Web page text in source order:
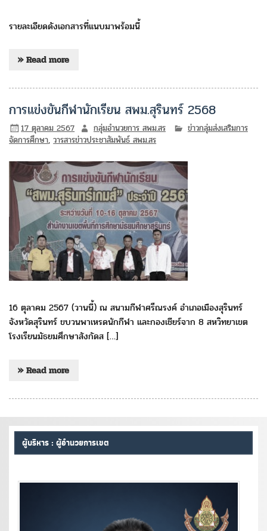
รายละเอียดดังเอกสารที่แนบมาพร้อมนี้
» Read more
การแข่งขันกีฬานักเรียน สพม.สุรินทร์ 2568
17 ตุลาคม 2567 กลุ่มอำนวยการ สพม.สร
ข่าวกลุ่มส่งเสริมการ
จัดการศึกษา,วารสารข่าวประชาสัมพันธ์ สพม.สร
16 ตุลาคม 2567 (วานนี้) ณ สนามกีฬาศรีณรงค์ อำเภอเมืองสุรินทร์
จังหวัดสุรินทร์ ขบวนพาเหรดนักกีฬา และกองเชียร์จาก 8 สหวิทยาเขต
โรงเรียนมัธยมศึกษาสังกัดส […]
» Read more
ผู้บริหาร : ผู้อำนวยการเขต